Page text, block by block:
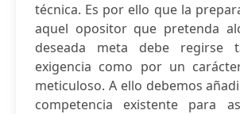
técnica. Es por ello que la
aquel opositor que pretenda
deseada meta debe regirse
exigencia como por un
meticuloso. A ello debemos
competencia existente para